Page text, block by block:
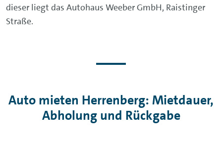
dieser liegt das Autohaus Weeber GmbH, Raistinger
Straße.
Auto mieten Herrenberg: Mietdauer,
Abholung und Rückgabe